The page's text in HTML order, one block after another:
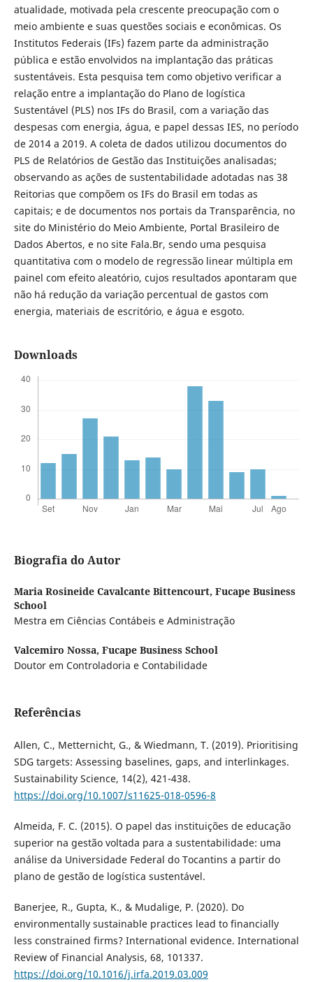
atualidade, motivada pela crescente preocupação com o
meio ambiente e suas questões sociais e econômicas. Os
Institutos Federais (IFs) fazem parte da administração
pública e estão envolvidos na implantação das práticas
sustentáveis. Esta pesquisa tem como objetivo verificar a
relação entre a implantação do Plano de logística
Sustentável (PLS) nos IFs do Brasil, com a variação das
despesas com energia, água, e papel dessas IES, no período
de 2014 a 2019. A coleta de dados utilizou documentos do
PLS de Relatórios de Gestão das Instituições analisadas;
observando as ações de sustentabilidade adotadas nas 38
Reitorias que compõem os IFs do Brasil em todas as
capitais; e de documentos nos portais da Transparência, no
site do Ministério do Meio Ambiente, Portal Brasileiro de
Dados Abertos, e no site Fala.Br, sendo uma pesquisa
quantitativa com o modelo de regressão linear múltipla em
painel com efeito aleatório, cujos resultados apontaram que
não há redução da variação percentual de gastos com
energia, materiais de escritório, e água e esgoto.
Downloads
Biografia do Autor
Maria Rosineide Cavalcante Bittencourt, Fucape Business
School
Mestra em Ciências Contábeis e Administração
Valcemiro Nossa, Fucape Business School
Doutor em Controladoria e Contabilidade
Referências
Allen, C., Metternicht, G., & Wiedmann, T. (2019). Prioritising
SDG targets: Assessing baselines, gaps, and interlinkages.
Sustainability Science, 14(2), 421-438.
https://doi.org/10.1007/s11625-018-0596-8
Almeida, F. C. (2015). O papel das instituições de educação
superior na gestão voltada para a sustentabilidade: uma
análise da Universidade Federal do Tocantins a partir do
plano de gestão de logística sustentável.
Banerjee, R., Gupta, K., & Mudalige, P. (2020). Do
environmentally sustainable practices lead to financially
less constrained firms? International evidence. International
Review of Financial Analysis, 68, 101337.
https://doi.org/10.1016/j.irfa.2019.03.009